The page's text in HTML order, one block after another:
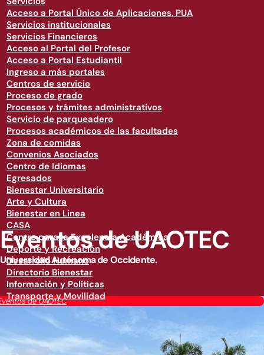
Acceso a Portal Único de Aplicaciones, PUA
Servicios institucionales
Servicios Financieros
Acceso al Portal del Profesor
Acceso a Portal Estudiantil
Ingreso a más portales
Centros de servicio
Proceso de grado
Procesos y trámites administrativos
Servicio de parqueadero
Procesos académicos de las facultades
Zona de comidas
Convenios Asociados
Centro de Idiomas
Egresados
Bienestar Universitario
Arte y Cultura
Bienestar en Linea
CASA
Centro para la Excelencia Académica
Deporte y Recreación
Desarrollo Humano
Directorio Bienestar
Información y Políticas
Transporte y Movilidad
de UAOTEC
Eventos de UAOTEC
Universidad Autónoma de Occidente.